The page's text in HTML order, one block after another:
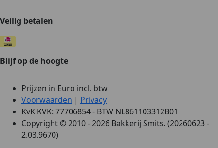
Veilig betalen
Blijf op de hoogte
Prijzen in Euro incl. btw
Voorwaarden | Privacy
KvK KVK: 77706854 - BTW NL861103312B01
Copyright © 2010 - 2026 Bakkerij Smits. (20260623 -
2.03.9670)